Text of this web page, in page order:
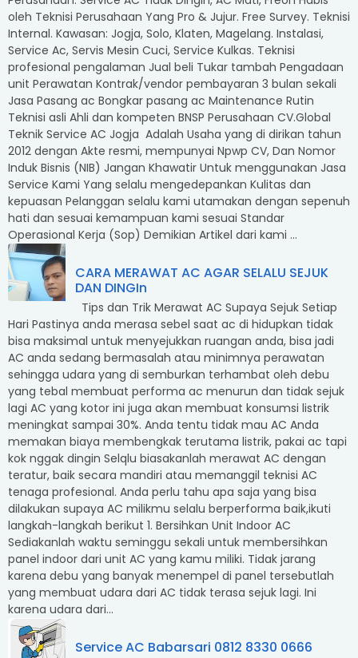
oleh Teknisi Perusahaan Yang Pro & Jujur. Free Survey. Teknisi
Internal. Kawasan: Jogja, Solo, Klaten, Magelang. Instalasi,
Service Ac, Servis Mesin Cuci, Service Kulkas. Teknisi
profesional pengalaman Jual beli Tukar tambah Pengadaan
unit Perawatan Kontrak/vendor pembayaran 3 bulan sekali
Jasa Pasang ac Bongkar pasang ac Maintenance Rutin
Teknisi asli Ahli dan kompeten BNSP Perusahaan CV.Global
Teknik Service AC Jogja Adalah Usaha yang di dirikan tahun
2012 dengan Akte resmi, mempunyai Npwp CV, Dan Nomor
Induk Bisnis (NIB) Jangan Khawatir Untuk menggunakan Jasa
Service Kami Yang selalu mengedepankan Kulitas dan
kepuasan Pelanggan selalu kami utamakan dengan sepenuh
hati dan sesuai kemampuan kami sesuai Standar
Operasional Kerja (Sop) Demikian Artikel dari kami ...
CARA MERAWAT AC AGAR SELALU SEJUK
DAN DINGIn
Tips dan Trik Merawat AC Supaya Sejuk Setiap
Hari Pastinya anda merasa sebel saat ac di hidupkan tidak
bisa maksimal untuk menyejukkan ruangan anda, bisa jadi
AC anda sedang bermasalah atau minimnya perawatan
sehingga udara yang di semburkan terhambat oleh debu
yang tebal membuat performa ac menurun dan tidak sejuk
lagi AC yang kotor ini juga akan membuat konsumsi listrik
meningkat sampai 30%. Anda tentu tidak mau AC Anda
memakan biaya membengkak terutama listrik, pakai ac tapi
kok nggak dingin Selqlu biasakanlah merawat AC dengan
teratur, baik secara mandiri atau memanggil teknisi AC
tenaga profesional. Anda perlu tahu apa saja yang bisa
dilakukan supaya AC milikmu selalu berperforma baik,ikuti
langkah-langkah berikut 1. Bersihkan Unit Indoor AC
Sediakanlah waktu seminggu sekali untuk membersihkan
panel indoor dari unit AC yang kamu miliki. Tidak jarang
karena debu yang banyak menempel di panel tersebutlah
yang membuat udara dari AC tidak terasa sejuk lagi. Ini
karena udara dari...
Service AC Babarsari 0812 8330 0666